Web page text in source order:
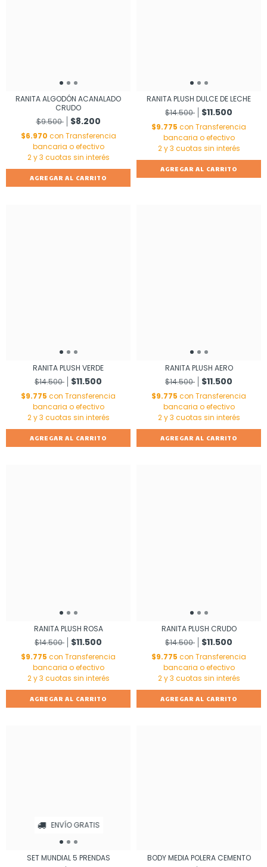
RANITA ALGODÓN ACANALADO
CRUDO
$9.500
$8.200
$6.970 con Transferencia
bancaria o efectivo
AGREGAR AL CARRITO
RANITA PLUSH DULCE DE LECHE
$14.500
$11.500
$9.775 con Transferencia
bancaria o efectivo
AGREGAR AL CARRITO
RANITA PLUSH VERDE
$14.500
$11.500
$9.775 con Transferencia
bancaria o efectivo
AGREGAR AL CARRITO
RANITA PLUSH AERO
$14.500
$11.500
$9.775 con Transferencia
bancaria o efectivo
AGREGAR AL CARRITO
RANITA PLUSH ROSA
$14.500
$11.500
$9.775 con Transferencia
bancaria o efectivo
AGREGAR AL CARRITO
RANITA PLUSH CRUDO
$14.500
$11.500
$9.775 con Transferencia
bancaria o efectivo
AGREGAR AL CARRITO
ENVÍO GRATIS
SET MUNDIAL 5 PRENDAS
BODY MEDIA POLERA CEMENTO